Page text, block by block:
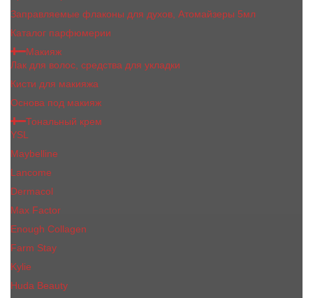
Заправляемые флаконы для духов, Атомайзеры 5мл
Каталог парфюмерии
Макияж
Лак для волос, средства для укладки
Кисти для макияжа
Основа под макияж
Тональный крем
YSL
Maybelline
Lancome
Dermacol
Max Factor
Enough Collagen
Farm Stay
Kylie
Huda Beauty